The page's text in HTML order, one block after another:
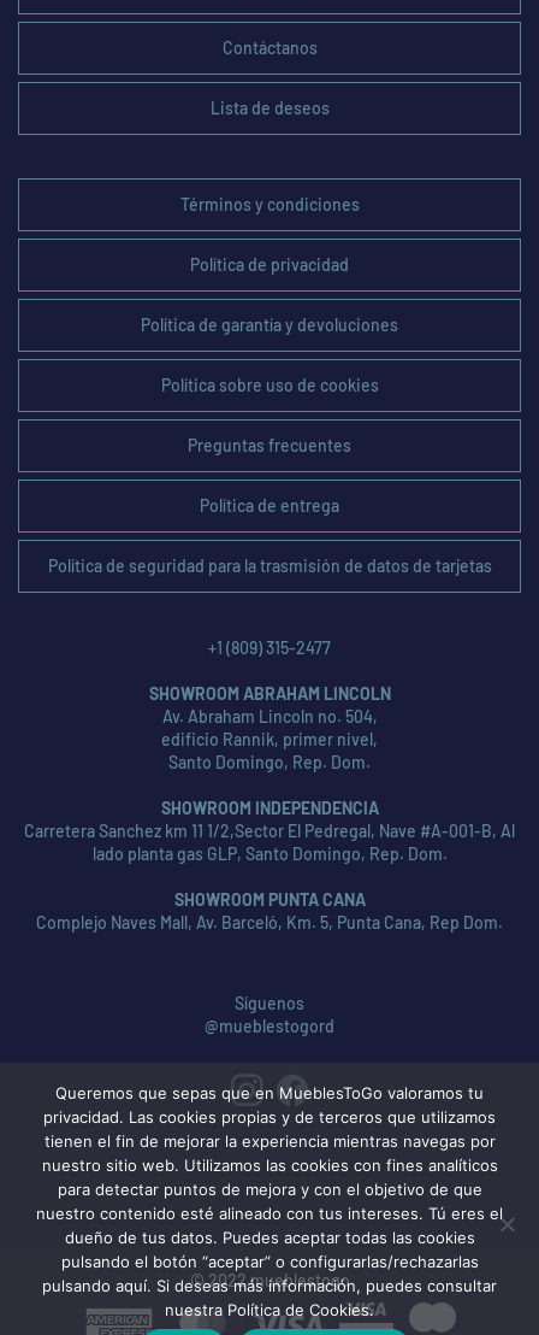
Contáctanos
Lista de deseos
Términos y condiciones
Política de privacidad
Política de garantía y devoluciones
Política sobre uso de cookies
Preguntas frecuentes
Política de entrega
Política de seguridad para la trasmisión de datos de tarjetas
+1 (809) 315-2477
SHOWROOM ABRAHAM LINCOLN
Av. Abraham Lincoln no. 504,
edificio Rannik, primer nivel,
Santo Domingo, Rep. Dom.
SHOWROOM INDEPENDENCIA
Carretera Sanchez km 11 1/2,Sector El Pedregal, Nave #A-001-B, Al
lado planta gas GLP, Santo Domingo, Rep. Dom.
SHOWROOM PUNTA CANA
Complejo Naves Mall, Av. Barceló, Km. 5, Punta Cana, Rep Dom.
Síguenos
@mueblestogord
American MasterCardVisa
© 2022 mueblestogo
Queremos que sepas que en MueblesToGo valoramos tu
privacidad. Las cookies propias y de terceros que utilizamos
tienen el fin de mejorar la experiencia mientras navegas por
nuestro sitio web. Utilizamos las cookies con fines analíticos
para detectar puntos de mejora y con el objetivo de que
nuestro contenido esté alineado con tus intereses. Tú eres el
dueño de tus datos. Puedes aceptar todas las cookies
pulsando el botón “aceptar” o configurarlas/rechazarlas
pulsando aquí. Si deseas más información, puedes consultar
nuestra Política de Cookies.